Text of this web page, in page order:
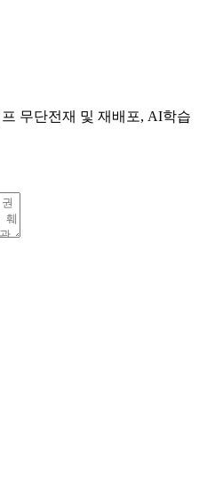
무단전재 및 재배포, AI학습